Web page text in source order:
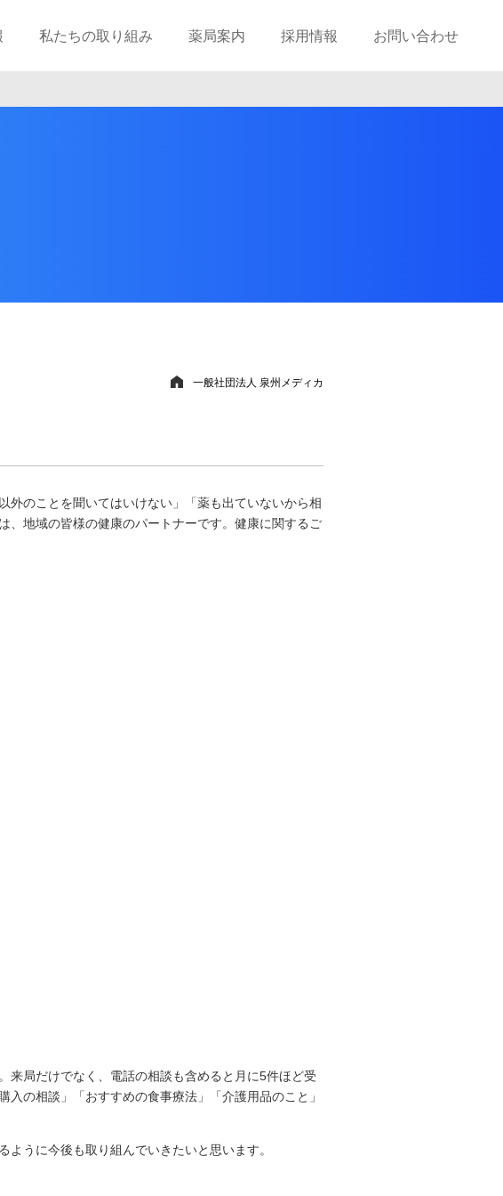
私たちの取り組み 薬局案内 採用情報 お問い合わせ
一般社団法人 泉州メディカ
外のことを聞いてはいけない」「薬も出ていないから相
地域の皆様の健康のパートナーです。健康に関するご
来局だけでなく、電話の相談も含めると月に5件ほど受
の相談」「おすすめの食事療法」「介護用品のこと」
うに今後も取り組んでいきたいと思います。